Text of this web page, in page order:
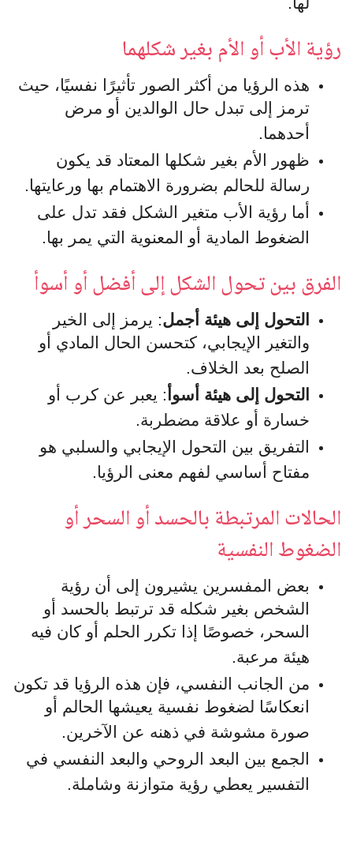
رؤية الأب أو الأم بغير شكلهما
هذه الرؤيا من أكثر الصور تأثيرًا نفسيًا، حيث
ترمز إلى تبدل حال الوالدين أو مرض
أحدهما.
ظهور الأم بغير شكلها المعتاد قد يكون
رسالة للحالم بضرورة الاهتمام بها ورعايتها.
أما رؤية الأب متغير الشكل فقد تدل على
الضغوط المادية أو المعنوية التي يمر بها.
الفرق بين تحول الشكل إلى أفضل أو أسوأ
التحول إلى هيئة أجمل: يرمز إلى الخير
والتغير الإيجابي، كتحسن الحال المادي أو
الصلح بعد الخلاف.
التحول إلى هيئة أسوأ : يعبر عن كرب أو
خسارة أو علاقة مضطربة.
التفريق بين التحول الإيجابي والسلبي هو
مفتاح أساسي لفهم معنى الرؤيا.
الحالات المرتبطة بالحسد أو السحر أو
الضغوط النفسية
بعض المفسرين يشيرون إلى أن رؤية
الشخص بغير شكله قد ترتبط بالحسد أو
السحر، خصوصًا إذا تكرر الحلم أو كان فيه
هيئة مرعبة.
من الجانب النفسي، فإن هذه الرؤيا قد تكون
انعكاسًا لضغوط نفسية يعيشها الحالم أو
صورة مشوشة في ذهنه عن الآخرين.
الجمع بين البعد الروحي والبعد النفسي في
التفسير يعطي رؤية متوازنة وشاملة.